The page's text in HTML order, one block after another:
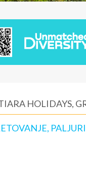
HOLIDAYS,